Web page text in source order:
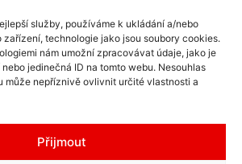
služby, používáme k ukládání a/nebo
zařízení, technologie jako jsou soubory cookies.
nám umožní zpracovávat údaje, jako je
jedinečná ID na tomto webu. Nesouhlas
může nepříznivě ovlivnit určité vlastnosti a
Přijmout
patří dlouhodobě mezi
jak zhodnotit peníze. Rok 2026
– změny úrokových sazeb,
i tlak na efektivitu investic. Pokud
průvodce, který vám ukáže,